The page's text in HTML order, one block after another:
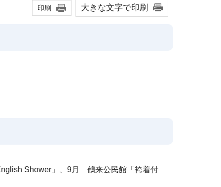
印刷 大きな文字で印刷
Shower」、9月 鶴来公民館「袴着付